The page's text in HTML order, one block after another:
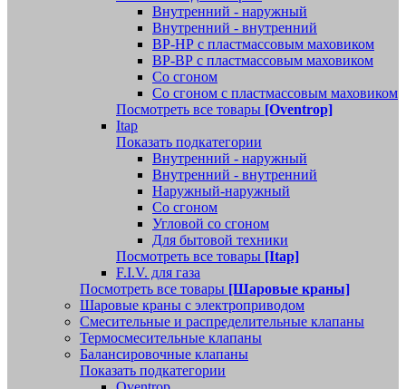
Внутренний - наружный
Внутренний - внутренний
ВР-НР с пластмассовым маховиком
ВР-ВР с пластмассовым маховиком
Со сгоном
Со сгоном с пластмассовым маховиком
Посмотреть все товары [Oventrop]
Itap
Показать подкатегории
Внутренний - наружный
Внутренний - внутренний
Наружный-наружный
Со сгоном
Угловой со сгоном
Для бытовой техники
Посмотреть все товары [Itap]
F.I.V. для газа
Посмотреть все товары [Шаровые краны]
Шаровые краны с электроприводом
Смесительные и распределительные клапаны
Термосмесительные клапаны
Балансировочные клапаны
Показать подкатегории